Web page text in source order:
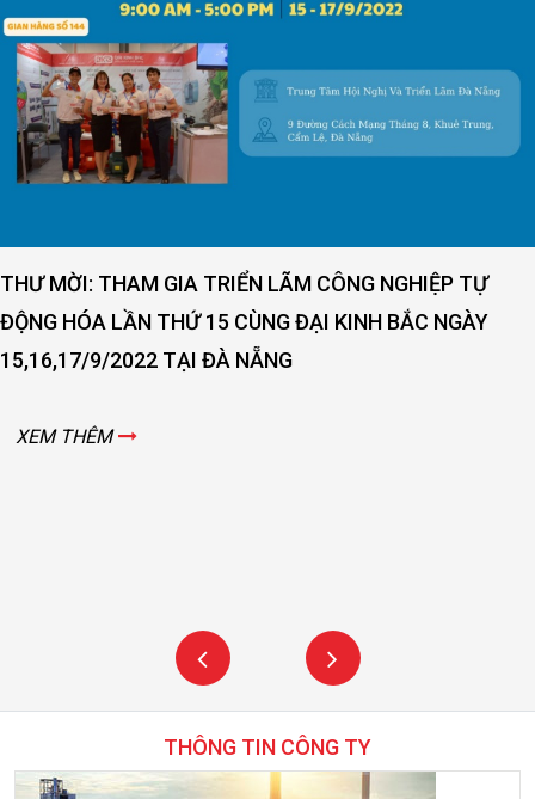
THƯ MỜI: THAM GIA TRIỂN LÃM CÔNG NGHIỆP TỰ
ĐỘNG HÓA LẦN THỨ 15 CÙNG ĐẠI KINH BẮC NGÀY
15,16,17/9/2022 TẠI ĐÀ NẴNG
XEM THÊM
THÔNG TIN CÔNG TY